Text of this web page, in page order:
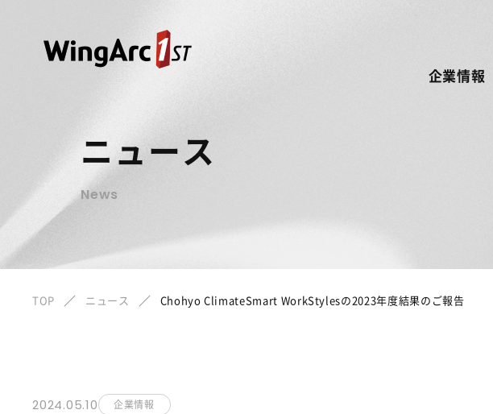
企業情報
ニュース
News
TOP ニュース Chohyo ClimateSmart WorkStylesの2023年度結果のご報告
2024.05.10 企業情報